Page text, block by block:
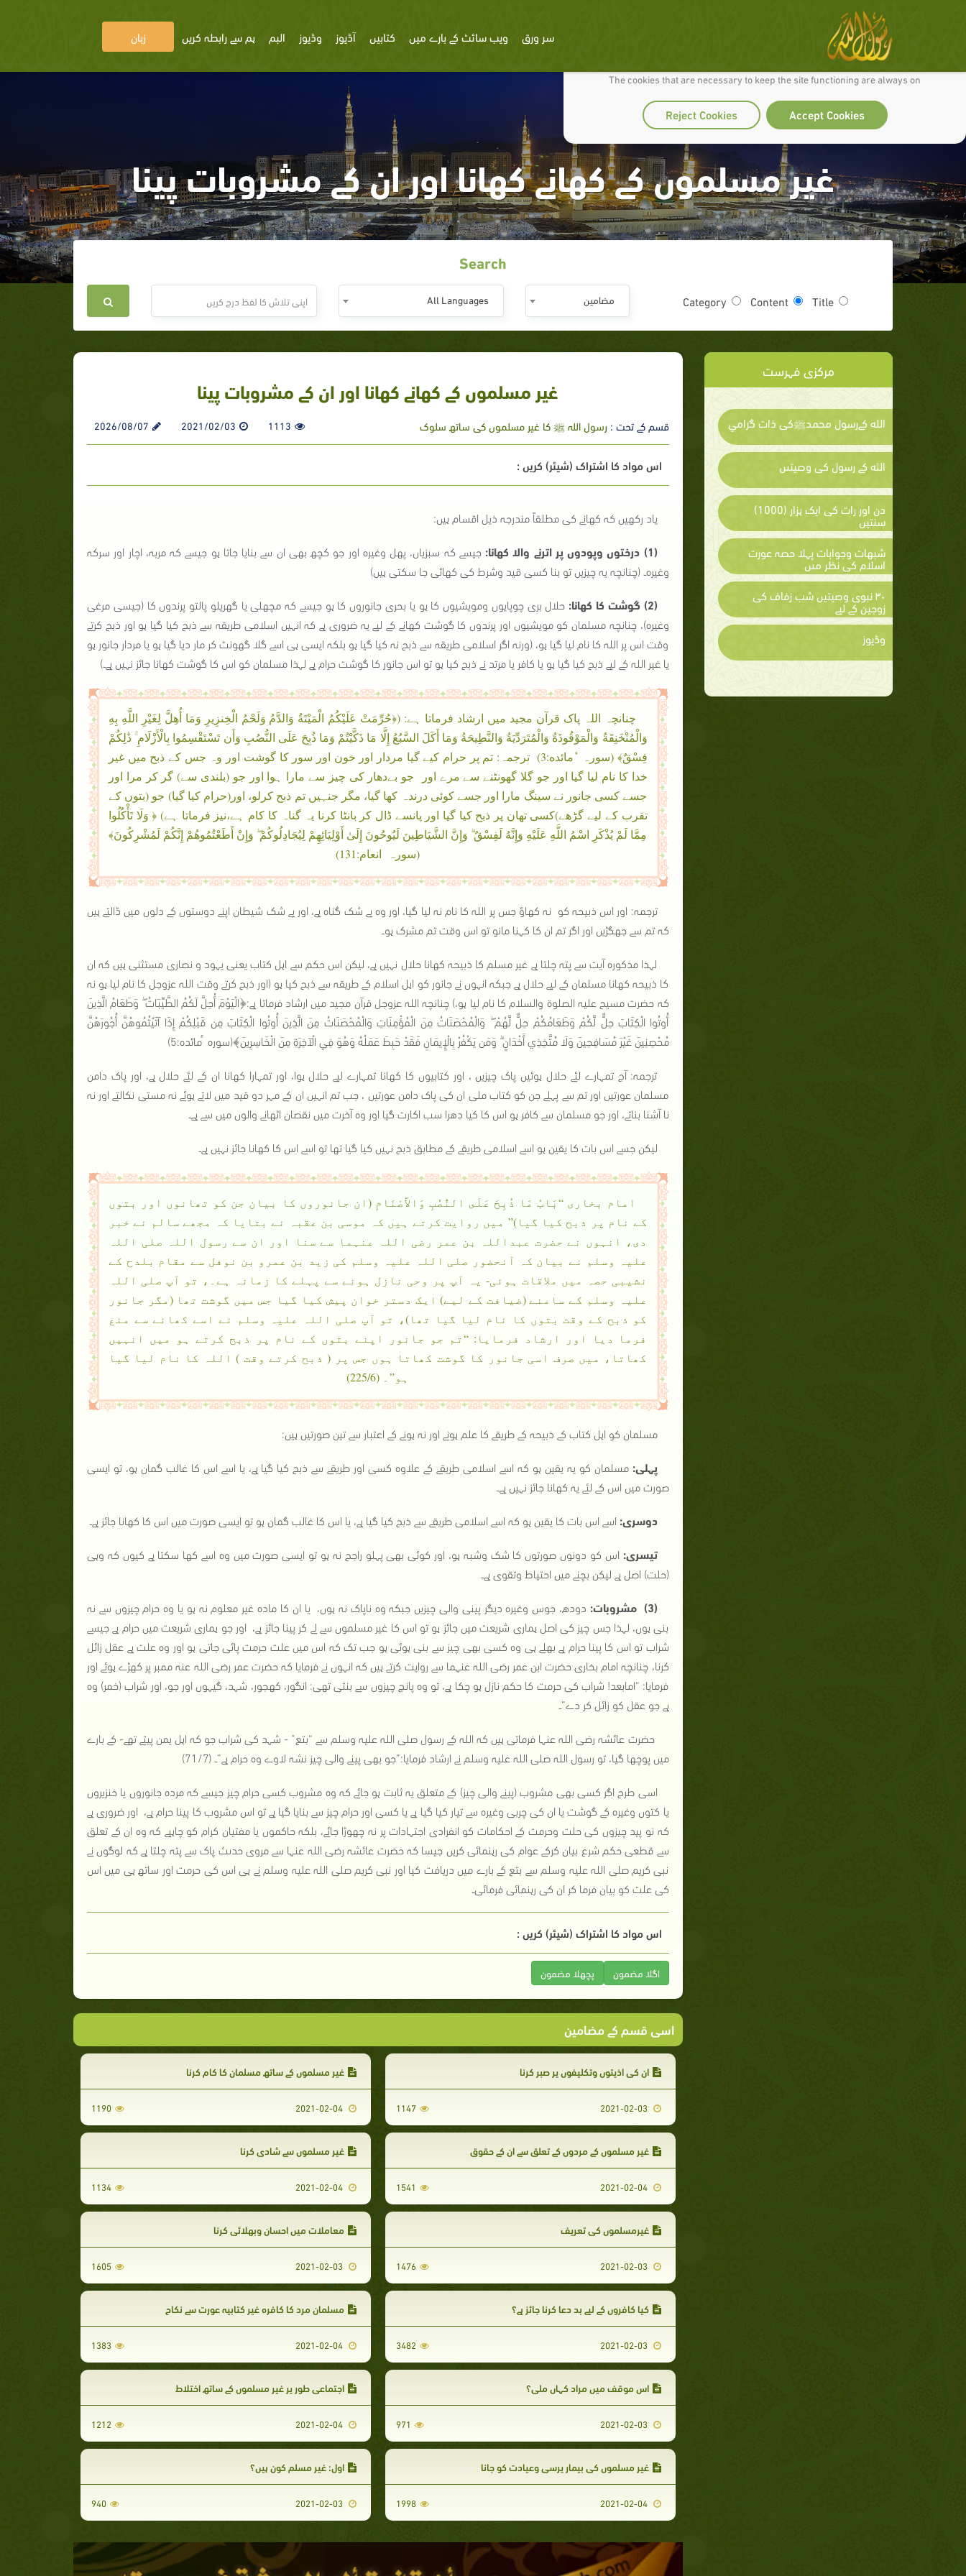
We use cookies to make our site work well for you and so we can continually improve it.
The cookies that are necessary to keep the site functioning are always on
Accept Cookies
Reject Cookies
سر ورق ویب سائٹ کے بارے میں کتابیں آڈیوز وڈیوز البم ہم سے رابطہ کریں زبان
غیر مسلموں کے کھانے کھانا اور ان کے مشروبات پینا
Search
Title
Content
Category مضامين All Languages
مرکزی فہرست
الله كےرسول محمدﷺكى ذات گرامي
الله كے رسول كى وصيتىں
دن اور رات کی ایک ہزار (1000)
سنتیں
شبهات وجوابات پہلا حصہ عورت
اسلام كى نظر مىں
۳۰ نبوی وصیتیں شب زفاف کی
زوجین کے لیے
وڈیوز
غیر مسلموں کے کھانے کھانا اور ان کے مشروبات پینا
قسم کے تحت : رسول اللہ ﷺ کا غير مسلموں کی ساتھ سلوک 1113
2021/02/03
2026/08/07
اس مواد کا اشتراک (شیئر) کریں :
یاد رکھیں کہ کھانے کی مطلقاً مندرجہ ذیل اقسام ہیں:
(1) درختوں وپودوں پر اترنے والا کھانا:
جیسے کہ سبزیاں، پھل وغیرہ اور جو کچھ بھی ان سے بنایا جاتا ہو جیسے کہ مربہ، اچار اور سرکہ
وغیرہ۔ (چنانچہ یہ چیزیں تو بنا کسی قید وشرط کی کھائی جا سکتی ہیں)
(2) گوشت کا کھانا:
حلال بری چوپایوں ومویشیوں کا ہو یا بحری جانوروں کا ہو جیسے کہ مچھلی یا گھریلو پالتو پرندوں کا (جیسی مرغی
وغیرہ)، چنانچہ مسلمان کو مویشیوں اور پرندوں کا گوشت کھانے کے لیے یہ ضروری ہے کہ انہیں اسلامی طریقہ سے ذبح کیا گیا ہو اور ذبح کرتے
وقت اس پر اللہ کا نام لیا گیا ہو، (ورنہ اگر اسلامی طریقہ سے ذبح نہ کیا گیا ہو بلکہ ایسی ہی اسے گلا گھونٹ کر مار دیا گیا ہو یا مردار جانور ہو
یا غیر اللہ کے لیے ذبح کیا گیا ہو یا کافر یا مرتد نے ذبح کیا ہو تو اس جانور کا گوشت حرام ہے لہذا مسلمان کو اس کا گوشت کھانا جائز نہیں ہے۔)
چنانچہ اللہ پاک قرآن مجید میں ارشاد فرماتا ہے: (﴿حُرِّمَتْ عَلَيْكُمُ الْمَيْتَةُ وَالدَّمُ وَلَحْمُ الْخِنزِيرِ وَمَا أُهِلَّ لِغَيْرِ اللَّهِ بِهِ
وَالْمُنْخَنِقَةُ وَالْمَوْقُوذَةُ وَالْمُتَرَدِّيَةُ وَالنَّطِيحَةُ وَمَا أَكَلَ السَّبُعُ إِلَّا مَا ذَكَّيْتُمْ وَمَا ذُبِحَ عَلَى النُّصُبِ وَأَن تَسْتَقْسِمُوا بِالْأَزْلَامِ ۚ ذَٰلِكُمْ
فِسْقٌ﴾ (سورہ ٔمائده:3) ترجمہ: تم پر حرام کیے گیا مردار اور خون اور سور کا گوشت اور وہ جس کے ذبح میں غیر
خدا کا نام لیا گیا اور جو گلا گھونٹنے سے مرے اور جو بےدھار کی چیز سے مارا ہوا اور جو (بلندی سے) گر کر مرا اور
جسے کسی جانور نے سینگ مارا اور جسے کوئی درندہ کھا گیا، مگر جنہیں تم ذبح کرلو، اور(حرام کیا گیا) جو (بتوں کے
تقرب کے لیے گڑھے)کسی تھان پر ذبح کیا گیا اور پانسے ڈال کر بانٹا کرنا یہ گناہ کا کام ہے،نیز فرماتا ہے) ﴿ وَلَا تَأْكُلُوا
مِمَّا لَمْ يُذْكَرِ اسْمُ اللَّهِ عَلَيْهِ وَإِنَّهُ لَفِسْقٌ ۗ وَإِنَّ الشَّيَاطِينَ لَيُوحُونَ إِلَىٰ أَوْلِيَائِهِمْ لِيُجَادِلُوكُمْ ۖ وَإِنْ أَطَعْتُمُوهُمْ إِنَّكُمْ لَمُشْرِكُونَ﴾
(سورہ انعام:131)
ترجمہ: اور اس ذبیحہ کو نہ کھاؤ جس پر اللہ کا نام نہ لیا گیا، اور وہ بے شک گناہ ہے، اور بے شک شیطان اپنے دوستوں کے دلوں میں ڈالتے ہیں
کہ تم سے جھگڑیں اور اگر تم ان کا کہنا مانو تو اس وقت تم مشرک ہو۔
لہذا مذکورہ آیت سے پتہ چلتا ہے غیر مسلم کا ذبیحہ کھانا حلال نہیں ہے، لیکن اس حکم سے اہل کتاب یعنی یہود و نصاری مستثنی ہیں کہ ان
کا ذبیحہ کھانا مسلمان کے لیے حلال ہے جبکہ انہوں نے جانور کو اہل اسلام کے طریقہ سے ذبح کیا ہو (اور ذبح کرتے وقت اللہ عزوجل کا نام لیا ہو نہ
کہ حضرت مسیح علیہ الصلوۃ والسلام کا نام لیا ہو،) چنانچہ اللہ عزوجل قرآن مجید میں ارشاد فرماتا ہے:﴿الْيَوْمَ أُحِلَّ لَكُمُ الطَّيِّبَاتُ ۖ وَطَعَامُ الَّذِينَ
أُوتُوا الْكِتَابَ حِلٌّ لَّكُمْ وَطَعَامُكُمْ حِلٌّ لَّهُمْ ۖ وَالْمُحْصَنَاتُ مِنَ الْمُؤْمِنَاتِ وَالْمُحْصَنَاتُ مِنَ الَّذِينَ أُوتُوا الْكِتَابَ مِن قَبْلِكُمْ إِذَا آتَيْتُمُوهُنَّ أُجُورَهُنَّ
مُحْصِنِينَ غَيْرَ مُسَافِحِينَ وَلَا مُتَّخِذِي أَخْدَانٍ ۗ وَمَن يَكْفُرْ بِالْإِيمَانِ فَقَدْ حَبِطَ عَمَلُهُ وَهُوَ فِي الْآخِرَةِ مِنَ الْخَاسِرِينَ﴾(سورہ ٔمائده:5)
ترجمہ: آج تمہارے لئے حلال ہوئیں پاک چیزیں ، اور کتابیوں کا کھانا تمہارے لیے حلال ہوا، اور تمہارا کھانا ان کے لئے حلال ہے، اور پاک دامن
مسلمان عورتیں اور تم سے پہلے جن کو کتاب ملی ان کی پاک دامن عورتیں ، جب تم انہیں ان کے مہر دو قید میں لاتے ہوئے نہ مستی نکالتے اور نہ
نا آشنا بناتے، اور جو مسلمان سے کافر ہو اس کا کیا دھرا سب اکارت گیا اور وہ آخرت میں نقصان اٹھانے والوں میں سے ہے۔
لیکن جسے اس بات کا یقین ہو اسے اسلامی طریقے کے مطابق ذبح نہیں کیا گیا تھا تو اسے اس کا کھانا جائز نہیں ہے۔
امام بخاری “بَابُ مَا ذُبِحَ عَلَى النُّصُبِ وَالأَصْنَامِ (ان جانوروں کا بیان جن کو تھانوں اور بتوں
کے نام پر ذبح کیا گیا)” میں روایت کرتے ہیں کہ موسی بن عقبہ نے بتایا کہ مجھے سالم نے خبر
دی، انہوں نے حضرت عبداللہ بن عمر رضی اللہ عنہما سے سنا اور ان سے رسول اللہ صلی اللہ
علیہ وسلم نے بیان کہ آنحضور صلی اللہ علیہ وسلم کی زید بن عمرو بن نوفل سے مقام بلدح کے
نشیبی حصہ میں ملاقات ہوئی- یہ آپ پر وحی نازل ہونے سے پہلے کا زمانہ ہے۔، تو آپ صلی اللہ
علیہ وسلم کے سامنے (ضیافت کے لیے) ایک دستر خوان پیش کیا گیا جس میں گوشت تھا (مگر جانور
کو ذبح کے وقت بتوں کا نام لیا گیا تھا)، تو آپ صلی اللہ علیہ وسلم نے اسے کھانے سے منع
فرما دیا اور ارشاد فرمایا: “تم جو جانور اپنے بتوں کے نام پر ذبح کرتے ہو میں انہیں
کھاتا، میں صرف اسی جانور کا گوشت کھاتا ہوں جس پر ( ذبح کرتے وقت ) اللہ کا نام لیا گیا
ہو”۔ (225/6)
مسلمان کو اہل کتاب کے ذبیحہ کے طریقے کا علم ہونے اور نہ ہونے کے اعتبار سے تین صورتیں ہیں:
پہلی: مسلمان کو یہ یقین ہو کہ اسے اسلامی طریقے کے علاوہ کسی اور طریقے سے ذبح کیا گیا ہے، یا اسے اس کا غالب گمان ہو، تو ایسی
صورت میں اس کے لئے یہ کھانا جائز نہیں ہے۔
دوسری: اسے اس بات کا یقین ہو کہ اسے اسلامی طریقے سے ذبح کیا گیا ہے، یا اس کا غالب گمان ہو تو ایسی صورت میں اس کا کھانا جائز ہے۔
تیسری: اس کو دونوں صورتوں کا شک وشبہ ہو، اور کوئی بھی پہلو راجح نہ ہو تو ایسی صورت میں وہ اسے کھا سکتا ہے کیوں کہ وہی
(حلت) اصل ہے لیکن بچنے میں احتیاط وتقوی ہے۔
(3) مشروبات:
دودھ، جوس وغیرہ دیگر پینی والی چیزیں جبکہ وہ ناپاک نہ ہوں، یا ان کا مادہ غیر معلوم نہ ہو یا وہ حرام چیزوں سے نہ
بنی ہوں، لہذا جس چیز کی اصل ہماری شریعت میں جائز ہو تو اس کا غیر مسلموں سے لے کر پینا جائز ہے، اور جو ہماری شریعت میں حرام ہے جیسے
شراب تو اس کا پینا حرام ہے بھلے ہی وہ کسی بھی چیز سے بنی ہوئی ہو جب تک کہ اس میں علت حرمت پائی جاتی ہو اور وہ علت ہے عقل زائل
کرنا، چنانچہ امام بخاری حضرت ابن عمر رضی اللہ عنہما سے روایت کرتے ہیں کہ انہوں نے فرمایا کہ حضرت عمر رضی اللہ عنہ ممبر پر کھڑے ہوئے اور
فرمایا: “امابعد! شراب کی حرمت کا حکم نازل ہو چکا ہے، تو وہ پانچ چیزوں سے بنتی تھی: انگور، کھجور، شہد، گیہوں اور جو، اور شراب (خمر) وہ
ہے جو عقل کو زائل کر دے”۔
حضرت عائشہ رضی اللہ عنہا فرماتی ہیں کہ اللہ کے رسول صلی اللہ علیہ وسلم سے “بتع” - شہد کی شراب جو کہ اہل یمن پیتے تھے- کے بارے
میں پوچھا گیا، تو رسول اللہ صلی اللہ علیہ وسلم نے ارشاد فرمایا:”جو بھی پینے والی چیز نشہ لاوے وہ حرام ہے”۔ (71/7)
اسی طرح اگر کسی بھی مشروب (پینے والی چیز) کے متعلق یہ ثابت ہو جائے کہ وہ مشروب کسی حرام چیز جیسے کہ مردہ جانوروں یا خنزیروں
یا کتوں وغیرہ کے گوشت یا ان کی چربی وغیرہ سے تیار کیا گیا ہے یا کسی اور حرام چیز سے بنایا گیا ہے تو اس مشروب کا پینا حرام ہے، اور ضروری ہے
کہ نو پید چیزوں کی حلت وحرمت کے احکامات کو انفرادی اجتہادات پر نہ چھوڑا جائے، بلکہ حاکموں یا مفتیان کرام کو چاہیے کہ وہ ان کے تعلق
سے قطعی حکم شرع بیان کرکے عوام کی رہنمائی کریں جیسا کہ حضرت عائشہ رضی اللہ عنہا سے مروی حدىث پاک سے پتہ چلتا ہے کہ لوگوں نے
نبی کریم صلی اللہ علیہ وسلم سے بتع کے بارے میں دریافت کیا اور نبی کریم صلی اللہ علیہ وسلم نے ہی اس کی حرمت اور ساتھ ہی میں اس
کی علت کو بیان فرما کر ان کی رہنمائی فرمائی۔
اس مواد کا اشتراک (شیئر) کریں :
پچھلا مضمون اگلا مضمون
اسی قسم کے مضامین
ان کی اذیتوں وتکلیفوں پر صبر کرنا
2021-02-03
1147
غیر مسلموں کے ساتھ مسلمان کا کام کرنا
2021-02-04
1190
غیر مسلموں کے مردوں کے تعلق سے ان کے حقوق
2021-02-04
1541
غير مسلموں سے شادی کرنا
2021-02-04
1134
غیرمسلموں کی تعریف
2021-02-03
1476
معاملات میں احسان وبھلائی کرنا
2021-02-03
1605
کیا کافروں کے لیے بد دعا کرنا جائز ہے؟
2021-02-03
3482
مسلمان مرد کا کافرہ غیر کتابیہ عورت سے نکاح
2021-02-04
1383
اس موقف میں مراد کہاں ملی؟
2021-02-03
971
اجتماعی طور پر غیر مسلموں کے ساتھ اختلاط
2021-02-04
1212
غیر مسلموں کی بیمار پرسی وعیادت کو جانا
2021-02-04
1998
اول: غیر مسلم کون ہیں؟
2021-02-03
940